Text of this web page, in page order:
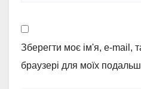
Зберегти моє ім'я, e-mail,
браузері для моїх